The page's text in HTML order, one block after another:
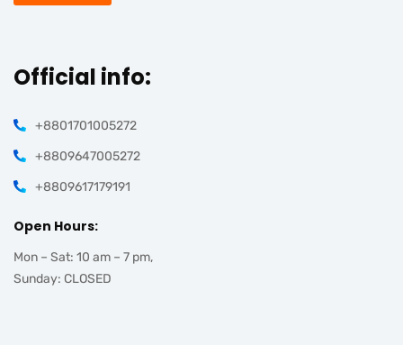
Official info:
+8801701005272
+8809647005272
+8809617179191
Open Hours:
Mon – Sat: 10 am – 7 pm,
Sunday: CLOSED